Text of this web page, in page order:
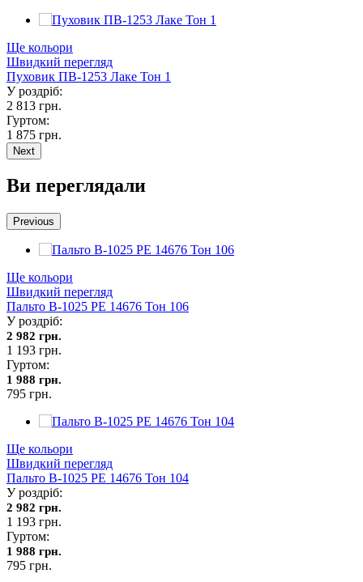
Ще кольори
Швидкий перегляд
Пуховик ПВ-1253 Лаке Тон 1
У роздріб:
2 813 грн.
Гуртом:
1 875 грн.
Next
Ви переглядали
Previous
Ще кольори
Швидкий перегляд
Пальто В-1025 PE 14676 Тон 106
У роздріб:
2 982 грн.
1 193 грн.
Гуртом:
1 988 грн.
795 грн.
Ще кольори
Швидкий перегляд
Пальто В-1025 PE 14676 Тон 104
У роздріб:
2 982 грн.
1 193 грн.
Гуртом:
1 988 грн.
795 грн.